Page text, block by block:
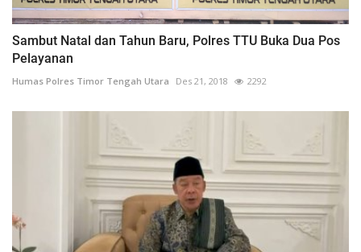
Sambut Natal dan Tahun Baru, Polres TTU Buka Dua Pos
Pelayanan
Humas Polres Timor Tengah Utara Des 21, 2018 2292